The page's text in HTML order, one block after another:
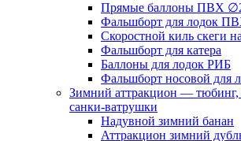
Прямые баллоны ПВХ
Фальшборт для лодок
Скоростной киль скеги
Фальшборт для катера
Баллоны для лодок РИБ
Фальшборт носовой для
Зимний аттракцион — тюбинг,
санки-ватрушки
Надувной зимний банан
Аттракцион зимний